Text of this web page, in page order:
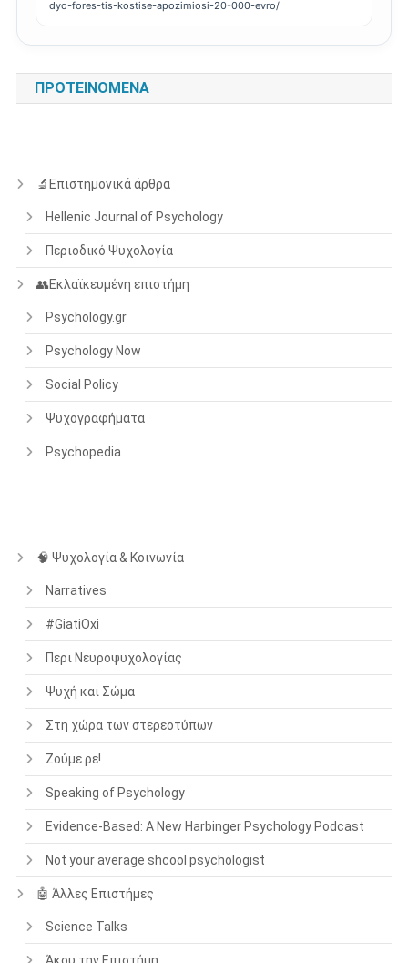
dyo-fores-tis-kostise-apozimiosi-20-000-evro/
ΠΡΟΤΕΙΝΌΜΕΝΑ
🔬Επιστημονικά άρθρα
Hellenic Journal of Psychology
Περιοδικό Ψυχολογία
👥Εκλαϊκευμένη επιστήμη
Psychology.gr
Psychology Now
Social Policy
Ψυχογραφήματα
Psychopedia
🧠 Ψυχολογία & Κοινωνία
Narratives
#GiatiOxi
Περι Νευροψυχολογίας
Ψυχή και Σώμα
Στη χώρα των στερεοτύπων
Ζούμε ρε!
Speaking of Psychology
Evidence-Based: A New Harbinger Psychology Podcast
Not your average shcool psychologist
🤖 Άλλες Επιστήμες
Science Talks